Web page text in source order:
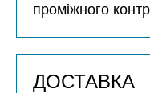
проміжного
ДОСТАВКА